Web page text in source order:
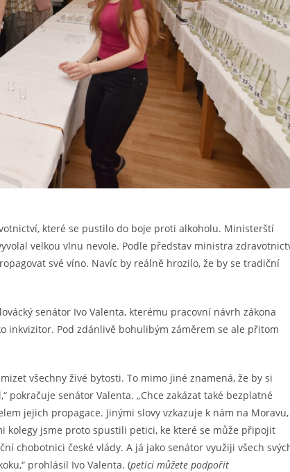
které se pustilo do boje proti alkoholu. Ministerští
velkou vlnu nevole. Podle představ ministra
své víno. Navíc by reálně hrozilo, že by se tradiční
senátor Ivo Valenta, kterému pracovní návrh zákona
inkvizitor. Pod zdánlivě bohulibým záměrem se ale přitom
všechny živé bytosti. To mimo jiné znamená, že by si
senátor Valenta. „Chce zakázat také bezplatné
jejich propagace. Jinými slovy vzkazuje k nám na Moravu,
kolegy jsme proto spustili petici, ke které se může připojit
chobotnici české vlády. A já jako senátor využiji všech
prohlásil Ivo Valenta. (petici můžete podpořit